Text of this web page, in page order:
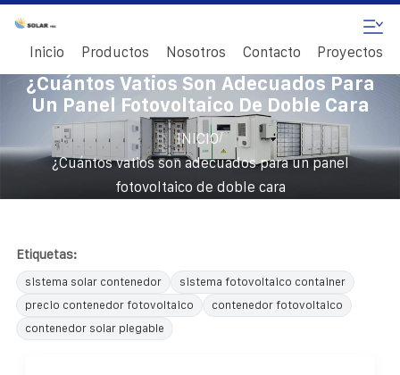
Inicio Productos Nosotros Contacto Proyectos
¿Cuántos Vatios Son Adecuados Para
Un Panel Fotovoltaico De Doble Cara
INICIO/
¿Cuántos vatios son adecuados para un panel
fotovoltaico de doble cara
Etiquetas:
sistema solar contenedor
sistema fotovoltaico container
precio contenedor fotovoltaico
contenedor fotovoltaico
contenedor solar plegable